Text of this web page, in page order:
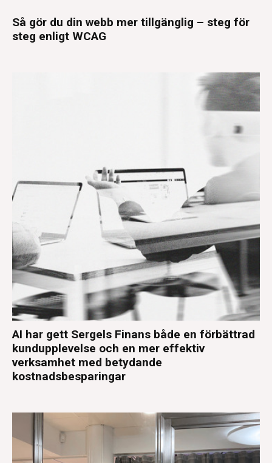
Så gör du din webb mer tillgänglig – steg för
steg enligt WCAG
AI har gett Sergels Finans både en förbättrad
kundupplevelse och en mer effektiv
verksamhet med betydande
kostnadsbesparingar